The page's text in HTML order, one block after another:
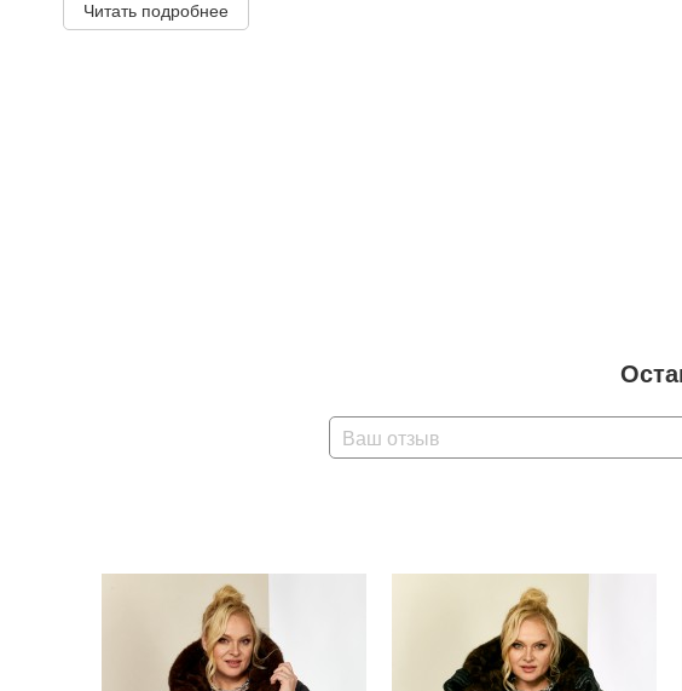
Читать подробнее
Ваш отзыв